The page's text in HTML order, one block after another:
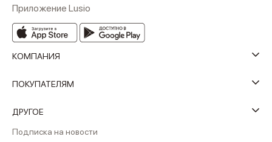
Приложение Lusio
КОМПАНИЯ
ПОКУПАТЕЛЯМ
ДРУГОЕ
Подписка на новости